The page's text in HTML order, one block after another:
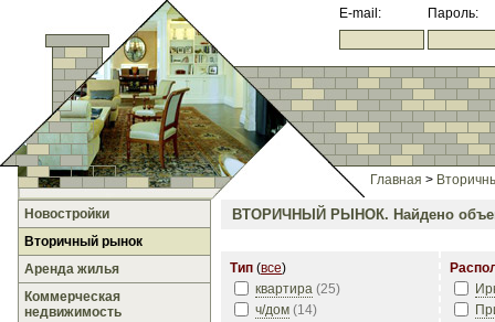
E-mail: Пароль:
Главная >
Новостройки
Вторичный рынок
Аренда жилья
Коммерческая
недвижимость
ВТОРИЧНЫЙ РЫНОК. Найдено
Тип (все)
квартира (25)
ч/дом (14)